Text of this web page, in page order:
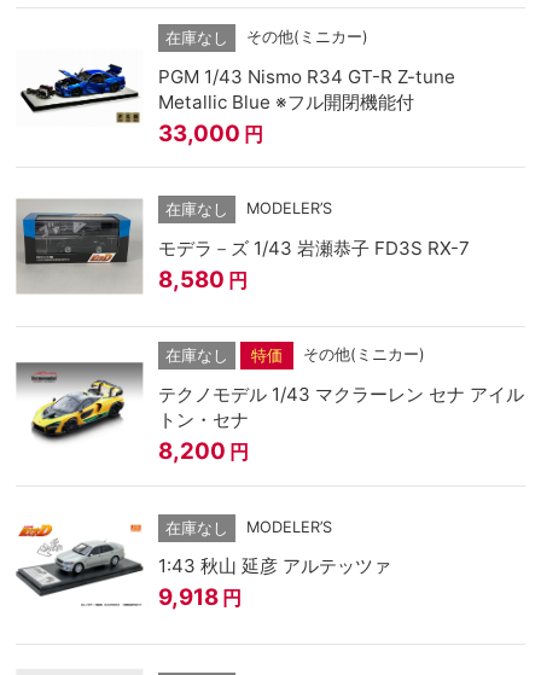
在庫なし その他(ミニカー)
PGM 1/43 Nismo R34 GT-R Z-tune
Metallic Blue ※フル開閉機能付
33,000 円
在庫なし MODELER’S
モデラ－ズ 1/43 岩瀬恭子 FD3S RX-7
8,580 円
在庫なし 特価 その他(ミニカー)
テクノモデル 1/43 マクラーレン セナ アイル
トン・セナ
8,200 円
在庫なし MODELER’S
1:43 秋山 延彦 アルテッツァ
9,918 円